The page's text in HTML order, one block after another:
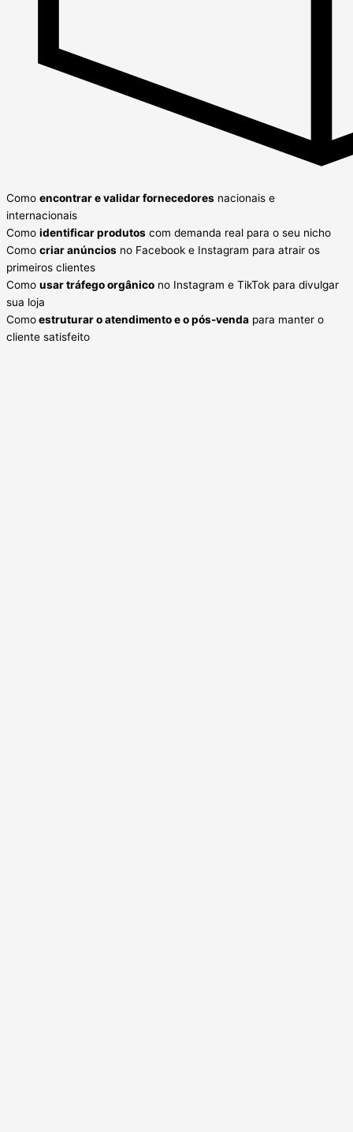
Como encontrar e validar fornecedores nacionais e
internacionais
Como identificar produtos com demanda real para o seu nicho
Como criar anúncios no Facebook e Instagram para atrair os
primeiros clientes
Como usar tráfego orgânico no Instagram e TikTok para divulgar
sua loja
Comoestruturar o atendimento e o pós-venda para manter o
cliente satisfeito